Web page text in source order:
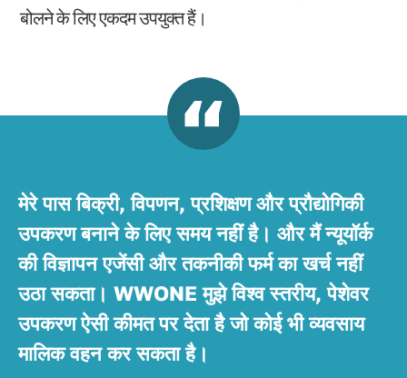
बोलने के लिए एकदम उपयुक्त हैं।
मेरे पास बिक्री, विपणन, प्रशिक्षण और प्रौद्योगिकी
उपकरण बनाने के लिए समय नहीं है। और मैं न्यूयॉर्क
की विज्ञापन एजेंसी और तकनीकी फर्म का खर्च नहीं
उठा सकता। WWONE मुझे विश्व स्तरीय, पेशेवर
उपकरण ऐसी कीमत पर देता है जो कोई भी व्यवसाय
मालिक वहन कर सकता है।